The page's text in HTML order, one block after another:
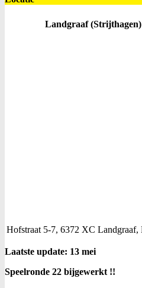
Landgraaf (Strijthagen)
Hofstraat 5-7, 6372 XC Landgraaf,
Laatste update: 13 mei
Speelronde 22 bijgewerkt !!